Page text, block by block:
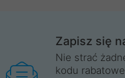
Zapisz się
Nie strać
kodu